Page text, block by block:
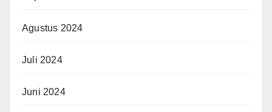
Agustus 2024
Juli 2024
Juni 2024